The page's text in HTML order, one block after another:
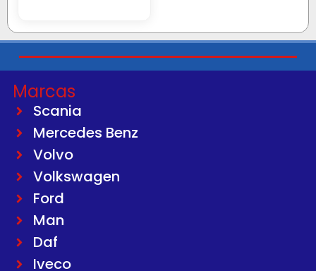
Marcas
Scania
Mercedes Benz
Volvo
Volkswagen
Ford
Man
Daf
Iveco